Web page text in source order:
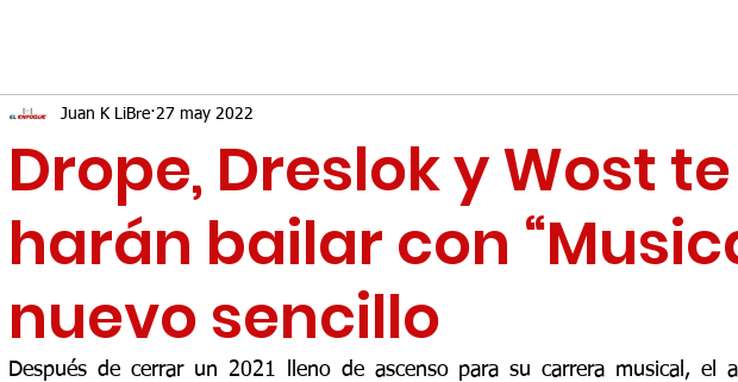
Drope, Dreslok y Wost te
harán bailar con
nuevo sencillo
Juan K LiBre 27 may 2022
Después de cerrar un 2021 lleno de ascenso para su carrera musical, el